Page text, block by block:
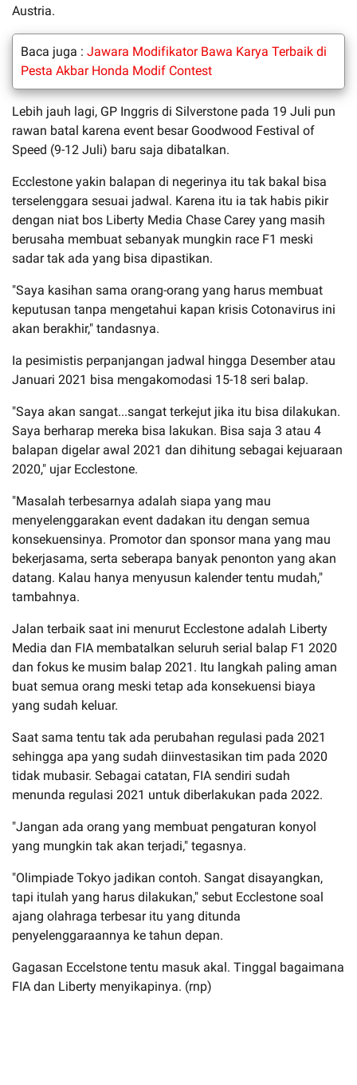
Austria.
Baca juga : Jawara Modifikator Bawa Karya Terbaik di
Pesta Akbar Honda Modif Contest
Lebih jauh lagi, GP Inggris di Silverstone pada 19 Juli pun
rawan batal karena event besar Goodwood Festival of
Speed (9-12 Juli) baru saja dibatalkan.
Ecclestone yakin balapan di negerinya itu tak bakal bisa
terselenggara sesuai jadwal. Karena itu ia tak habis pikir
dengan niat bos Liberty Media Chase Carey yang masih
berusaha membuat sebanyak mungkin race F1 meski
sadar tak ada yang bisa dipastikan.
"Saya kasihan sama orang-orang yang harus membuat
keputusan tanpa mengetahui kapan krisis Cotonavirus ini
akan berakhir," tandasnya.
Ia pesimistis perpanjangan jadwal hingga Desember atau
Januari 2021 bisa mengakomodasi 15-18 seri balap.
"Saya akan sangat...sangat terkejut jika itu bisa dilakukan.
Saya berharap mereka bisa lakukan. Bisa saja 3 atau 4
balapan digelar awal 2021 dan dihitung sebagai kejuaraan
2020," ujar Ecclestone.
"Masalah terbesarnya adalah siapa yang mau
menyelenggarakan event dadakan itu dengan semua
konsekuensinya. Promotor dan sponsor mana yang mau
bekerjasama, serta seberapa banyak penonton yang akan
datang. Kalau hanya menyusun kalender tentu mudah,"
tambahnya.
Jalan terbaik saat ini menurut Ecclestone adalah Liberty
Media dan FIA membatalkan seluruh serial balap F1 2020
dan fokus ke musim balap 2021. Itu langkah paling aman
buat semua orang meski tetap ada konsekuensi biaya
yang sudah keluar.
Saat sama tentu tak ada perubahan regulasi pada 2021
sehingga apa yang sudah diinvestasikan tim pada 2020
tidak mubasir. Sebagai catatan, FIA sendiri sudah
menunda regulasi 2021 untuk diberlakukan pada 2022.
"Jangan ada orang yang membuat pengaturan konyol
yang mungkin tak akan terjadi," tegasnya.
"Olimpiade Tokyo jadikan contoh. Sangat disayangkan,
tapi itulah yang harus dilakukan," sebut Ecclestone soal
ajang olahraga terbesar itu yang ditunda
penyelenggaraannya ke tahun depan.
Gagasan Eccelstone tentu masuk akal. Tinggal bagaimana
FIA dan Liberty menyikapinya. (rnp)